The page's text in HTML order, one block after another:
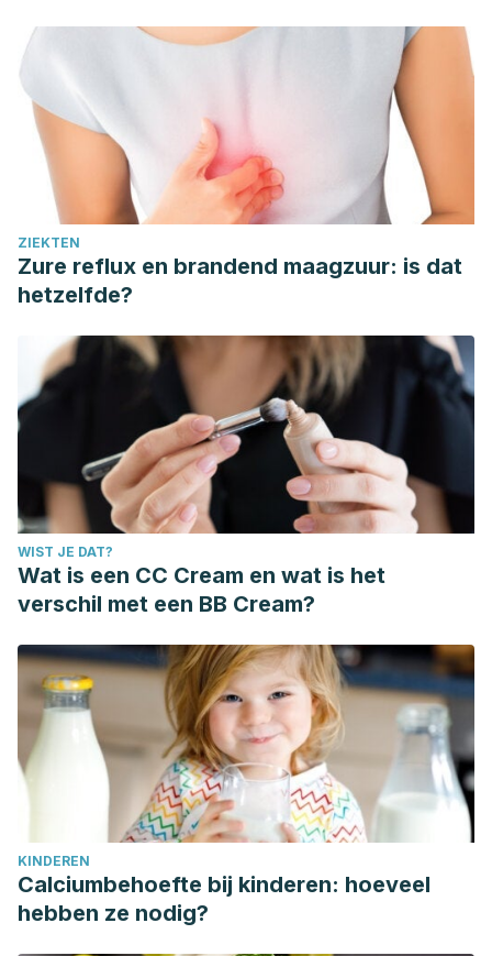
ZIEKTEN
Zure reflux en brandend maagzuur: is dat
hetzelfde?
WIST JE DAT?
Wat is een CC Cream en wat is het
verschil met een BB Cream?
KINDEREN
Calciumbehoefte bij kinderen: hoeveel
hebben ze nodig?